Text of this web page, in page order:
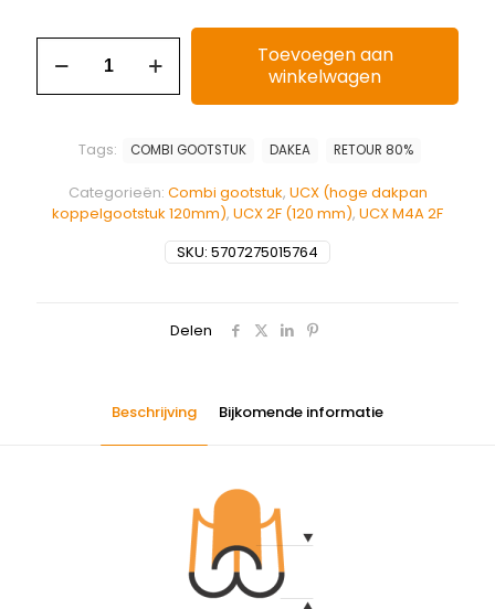
Toevoegen aan
winkelwagen
SKU: 5707275015764
Categorieën: Combi gootstuk, UCX (hoge dakpan
koppelgootstuk 120mm), UCX 2F (120 mm), UCX M4A 2F
Tags: COMBI GOOTSTUK DAKEA RETOUR 80%
Delen
Beschrijving Bijkomende informatie